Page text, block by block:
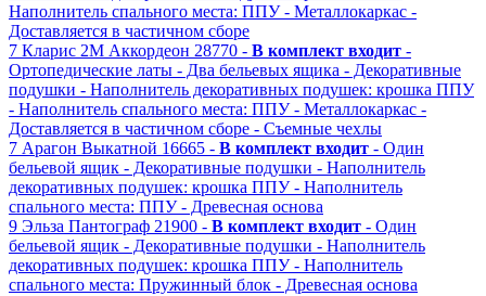
Наполнитель спального места: ППУ - Металлокаркас -
Доставляется в частичном сборе
7 Кларис 2М Аккордеон 28770 - В комплект входит -
Ортопедические латы - Два бельевых ящика - Декоративные
подушки - Наполнитель декоративных подушек: крошка ППУ
- Наполнитель спального места: ППУ - Металлокаркас -
Доставляется в частичном сборе - Съемные чехлы
7 Арагон Выкатной 16665 - В комплект входит - Один
бельевой ящик - Декоративные подушки - Наполнитель
декоративных подушек: крошка ППУ - Наполнитель
спального места: ППУ - Древесная основа
9 Эльза Пантограф 21900 - В комплект входит - Один
бельевой ящик - Декоративные подушки - Наполнитель
декоративных подушек: крошка ППУ - Наполнитель
спального места: Пружинный блок - Древесная основа